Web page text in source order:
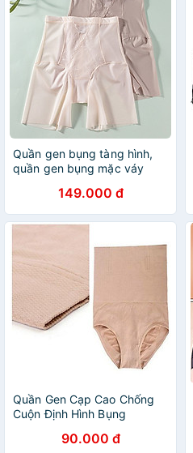
Quần gen bụng tàng hình,
quần gen bụng mặc váy
nâng mông siết eo dáng đùi
149.000 đ
Quần Gen Cạp Cao Chống
Cuộn Định Hình Bụng
90.000 đ